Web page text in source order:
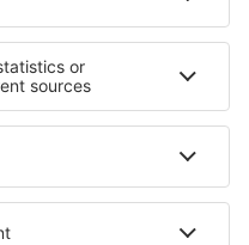
Hotels in Prins Edwardeiland
Hotels Crater Lake
National Park
Hotels in French Alps